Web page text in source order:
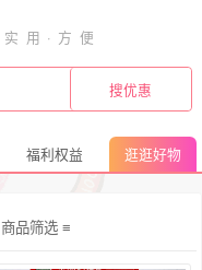
福利权益 逛逛好物
商品筛选